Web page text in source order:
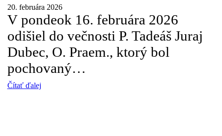
20. februára 2026
V pondeok 16. februára 2026
odišiel do večnosti P. Tadeáš Juraj
Dubec, O. Praem., ktorý bol
pochovaný…
Čítať ďalej